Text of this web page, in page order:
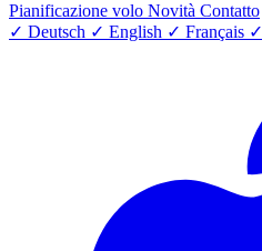
Pianificazione volo Novità Contatto
✓ Deutsch ✓ English ✓ Français ✓